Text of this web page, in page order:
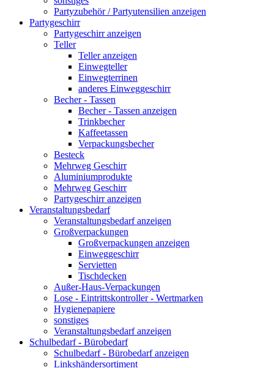
Partyzubehör / Partyutensilien anzeigen
Partygeschirr
Partygeschirr anzeigen
Teller
Teller anzeigen
Einwegteller
Einwegterrinen
anderes Einweggeschirr
Becher - Tassen
Becher - Tassen anzeigen
Trinkbecher
Kaffeetassen
Verpackungsbecher
Besteck
Mehrweg Geschirr
Aluminiumprodukte
Mehrweg Geschirr
Partygeschirr anzeigen
Veranstaltungsbedarf
Veranstaltungsbedarf anzeigen
Großverpackungen
Großverpackungen anzeigen
Einweggeschirr
Servietten
Tischdecken
Außer-Haus-Verpackungen
Lose - Eintrittskontroller - Wertmarken
Hygienepapiere
sonstiges
Veranstaltungsbedarf anzeigen
Schulbedarf - Bürobedarf
Schulbedarf - Bürobedarf anzeigen
Linkshändersortiment